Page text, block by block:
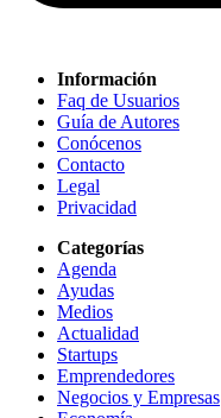
Información
Faq de Usuarios
Guía de Autores
Conócenos
Contacto
Legal
Privacidad
Categorías
Agenda
Ayudas
Medios
Actualidad
Startups
Emprendedores
Negocios y Empresas